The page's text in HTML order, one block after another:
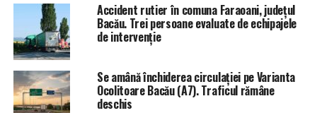
Accident rutier în comuna Faraoani, județul
Bacău. Trei persoane evaluate de echipajele
de intervenție
Se amână închiderea circulației pe Varianta
Ocolitoare Bacău (A7). Traficul rămâne
deschis